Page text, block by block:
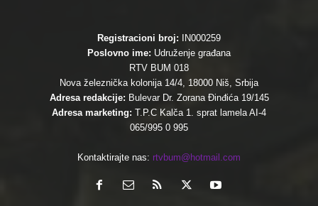
Registracioni broj:
IN000259
Poslovno ime: Udruženje građana
RTV BUM 018
Nova železnička kolonija 14/4, 18000 Niš, Srbija
Adresa redakcije: Bulevar Dr. Zorana Đinđića 19/145
Adresa marketing: T.P.C Kalča 1. sprat lamela AI-4
065/995 0 995
Kontaktirajte nas: rtvbum@hotmail.com